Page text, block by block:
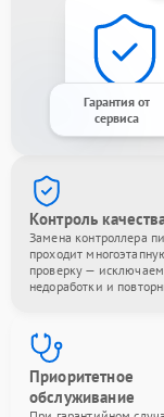
Гарантия от
сервиса
Контроль
Замена контроллера
проходит
проверку — исключаем
недоработки и
Приоритетное
обслуживание